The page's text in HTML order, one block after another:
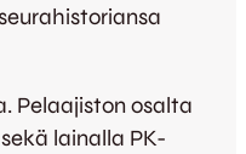
Pelaajiston osalta
sekä lainalla PK-